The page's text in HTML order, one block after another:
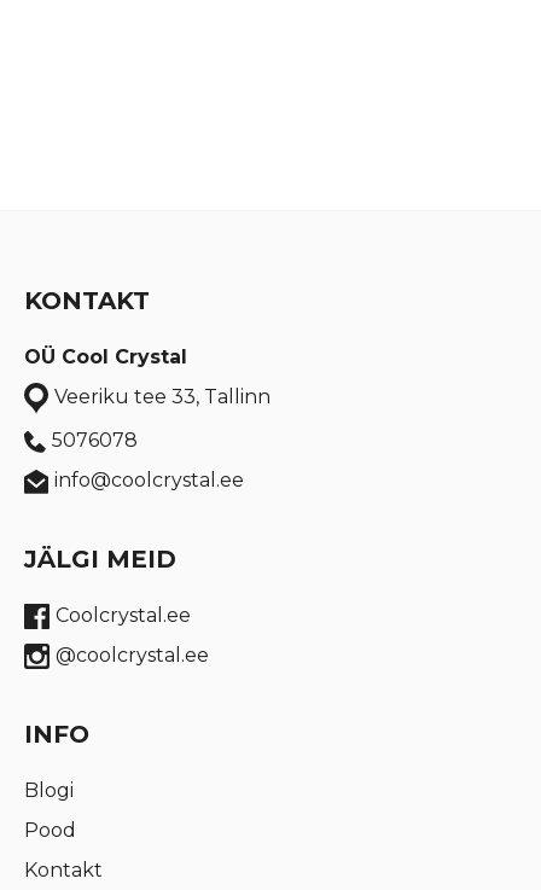
KONTAKT
OÜ Cool Crystal
Veeriku tee 33, Tallinn
5076078
info@coolcrystal.ee
JÄLGI MEID
Coolcrystal.ee
@coolcrystal.ee
INFO
Blogi
Pood
Kontakt